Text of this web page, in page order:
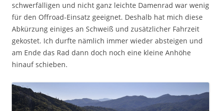
schwerfälligen und nicht ganz leichte Damenrad war wenig
für den Offroad-Einsatz geeignet. Deshalb hat mich diese
Abkürzung einiges an Schweiß und zusätzlicher Fahrzeit
gekostet. Ich durfte nämlich immer wieder absteigen und
am Ende das Rad dann doch noch eine kleine Anhöhe
hinauf schieben.